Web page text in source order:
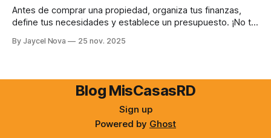
Antes de comprar una propiedad, organiza tus finanzas,
define tus necesidades y establece un presupuesto. ¡No te
para encontrar la propiedad de tus sueños.
By Jaycel Nova 25 nov. 2025
Blog MisCasasRD
Sign up
Powered by Ghost